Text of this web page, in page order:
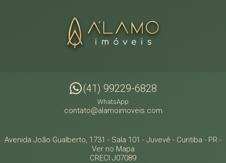
(41) 99229-6828
WhatsApp
contato@alamoimoveis.com
Avenida João Gualberto, 1731 - Sala 101 - Juvevê - Curitiba - PR -
Ver no Mapa
CRECI J07089